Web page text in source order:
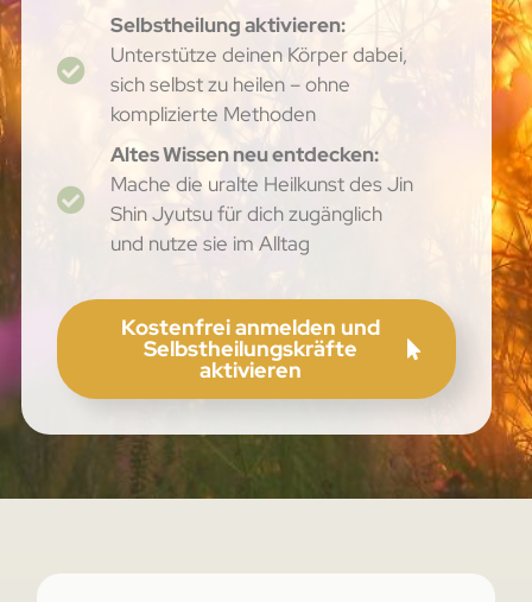
Selbstheilung aktivieren:
Unterstütze deinen Körper dabei,
sich selbst zu heilen – ohne
komplizierte Methoden
Altes Wissen neu entdecken:
Mache die uralte Heilkunst des Jin
Shin Jyutsu für dich zugänglich
und nutze sie im Alltag
Kostenfrei anmelden und
Selbstheilungskräfte
aktivieren